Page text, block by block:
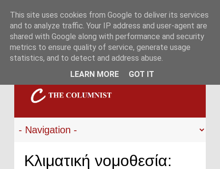
Κλιματική νομοθεσία:
This site uses cookies from Google to deliver its services
and to analyze traffic. Your IP address and user-agent are
shared with Google along with performance and security
metrics to ensure quality of service, generate usage
statistics, and to detect and address abuse.
LEARN MORE
GOT IT